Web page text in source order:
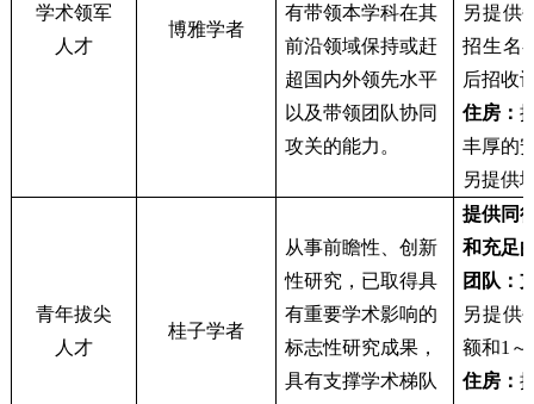
学术领军
人才
博雅学者
有带领本学科在其
前沿领域保持或赶
超国内外领先水平
以及带领团队协同
攻关的能力。
另提供
招生名
后招收
住房：
丰厚的
另提供
青年拔尖
人才
桂子学者
从事前瞻性、创新
性研究，已取得具
有重要学术影响的
标志性研究成果，
具有支撑学术梯队
提供同
和充足
团队：
另提供
额和1
住房：